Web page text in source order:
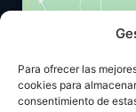
Para ofrecer las
cookies para
consentimiento de